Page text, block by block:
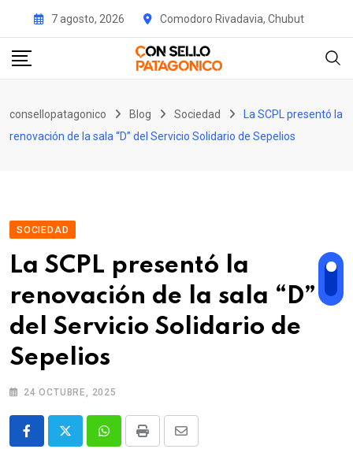
content
7 agosto, 2026 Comodoro Rivadavia, Chubut
consellopatagonico Blog Sociedad
La SCPL presentó la
renovación de la sala “D” del Servicio Solidario de Sepelios
SOCIEDAD
La SCPL presentó la
renovación de la sala “D”
del Servicio Solidario de
Sepelios
24 OCTUBRE, 2025
WhatsappPrint
Share